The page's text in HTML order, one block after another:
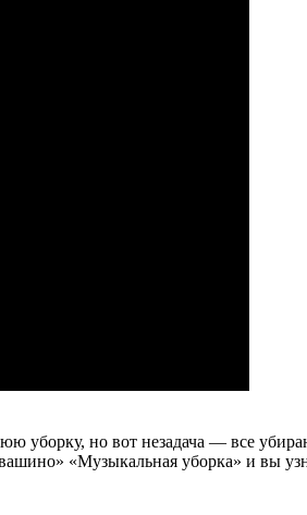
уборку, но вот незадача — все
«Музыкальная уборка» и вы